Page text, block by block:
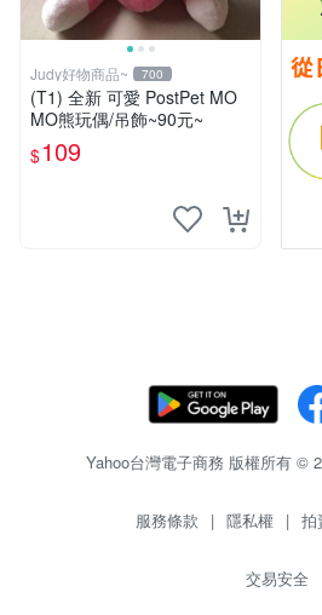
Judy好物商品~ 700
(T1) 全新 可愛 PostPet MO
MO熊玩偶/吊飾~90元~
$109
Yahoo台灣電子商務 版權所有 ©
服務條款 | 隱私權 | 拍
交易安全